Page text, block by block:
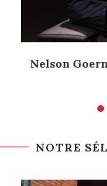
Nelson
NOTRE